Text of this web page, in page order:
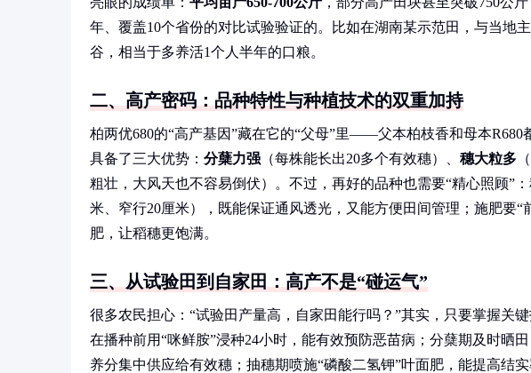
年、覆盖10个省份的对比试验验证的。比如在湖南某示范田，与当地
谷，相当于多养活1个人半年的口粮。
二、高产密码：品种特性与种植技术的双重加持
柏两优680的“高产基因”藏在它的“父母”里——父本柏枝香和母本R680
具备了三大优势： 分蘖力强 （每株能长出20多个有效穗）、 穗大粒多
粗壮，大风天也不容易倒伏）。不过，再好的品种也需要“精心照顾”
米、窄行20厘米），既能保证通风透光，又能方便田间管理；施肥要
肥，让稻穗更饱满。
三、从试验田到自家田：高产不是“碰运气”
很多农民担心：“试验田产量高，自家田能行吗？”其实，只要掌握关
在播种前用“咪鲜胺”浸种24小时，能有效预防恶苗病；分蘖期及时晒
养分集中供应给有效穗；抽穗期喷施“磷酸二氢钾”叶面肥，能提高结